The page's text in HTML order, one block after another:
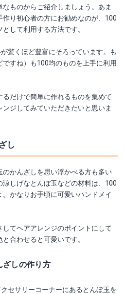
ものからご紹介しましょう。あま
作り初心者の方にお勧めなのが、100
して利用する方法です。
驚くほど豊富にそろっています。も
すね）も100均のものを上手に利用
るだけで簡単に作れるものを集めて
ジしてみていただきたいと思いま
し
かんざしを思い浮かべる方も多い
しげなとんぼ玉などの材料は、100
かなりお手頃に可愛いハンドメイ
てヘアアレンジのポイントにして
合わせると可愛いです。
ざしの作り方
セサリーコーナーにあるとんぼ玉を